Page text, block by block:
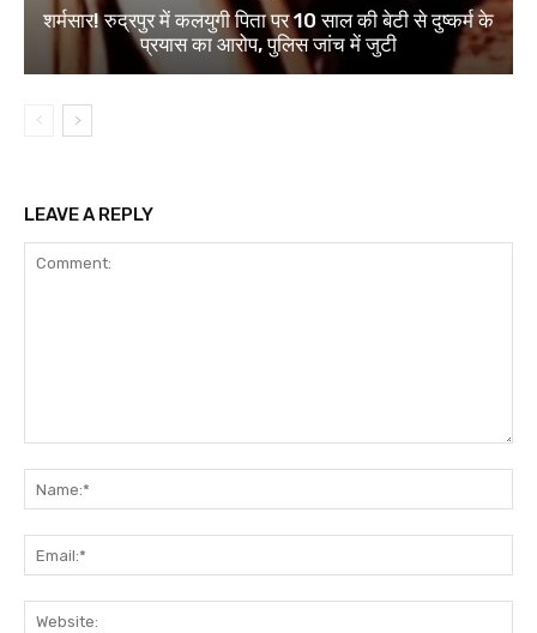
शर्मसार! रुद्रपुर में कलयुगी पिता पर 10 साल की बेटी से दुष्कर्म के
प्रयास का आरोप, पुलिस जांच में जुटी
LEAVE A REPLY